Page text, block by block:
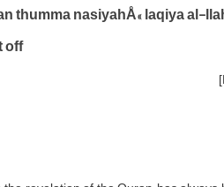
thumma nasiyahÅ« laqiya al-
off